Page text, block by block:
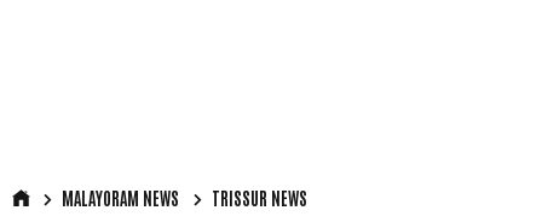
MALAYORAM NEWS TRISSUR NEWS